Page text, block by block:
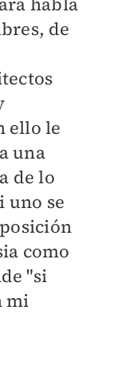
de
ello le
una
de lo
uno se
como
"si
mi